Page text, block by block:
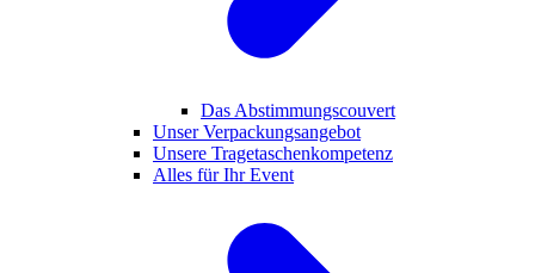
Das Abstimmungscouvert
Unser Verpackungsangebot
Unsere Tragetaschenkompetenz
Alles für Ihr Event